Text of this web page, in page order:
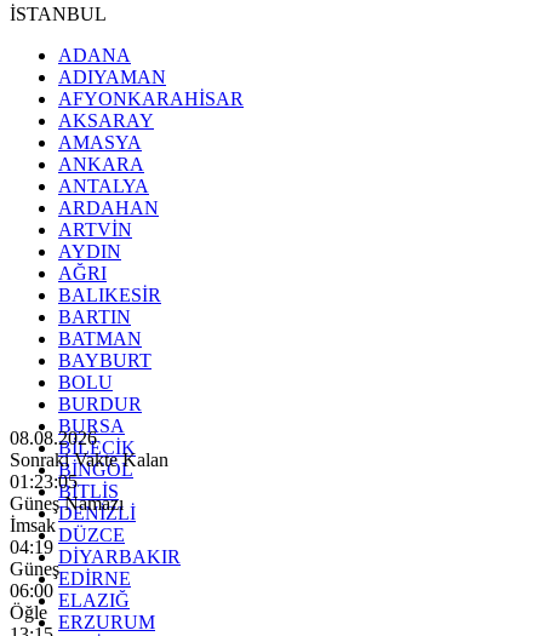
İSTANBUL
ADANA
ADIYAMAN
AFYONKARAHİSAR
AKSARAY
AMASYA
ANKARA
ANTALYA
ARDAHAN
ARTVİN
AYDIN
AĞRI
BALIKESİR
BARTIN
BATMAN
BAYBURT
BOLU
BURDUR
BURSA
BİLECİK
BİNGÖL
BİTLİS
DENİZLİ
DÜZCE
DİYARBAKIR
EDİRNE
ELAZIĞ
ERZURUM
08.08.2026
Sonraki Vakte Kalan
01:23:03
Güneş Namazı
İmsak
04:19
Güneş
06:00
Öğle